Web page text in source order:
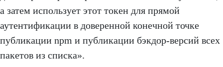
а затем использует этот токен для прямой
аутентификации в доверенной конечной точке
публикации npm и публикации бэкдор-версий всех
пакетов из списка».